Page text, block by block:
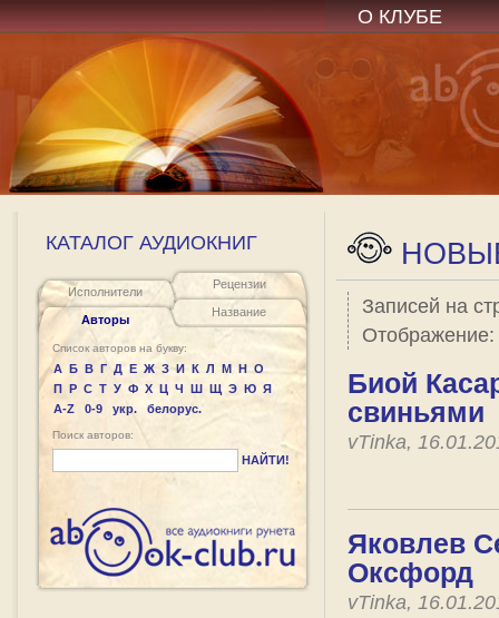
О КЛУБЕ
КАТАЛОГ АУДИОКНИГ
Исполнители
Авторы
Рецензии
Название
Список авторов на букву:
А Б В Г Д Е Ж З И К Л М Н О
П Р С Т У Ф Х Ц Ч Ш Щ Э Ю Я
A-Z
0-9 укр. белорус.
Поиск авторов:
НАЙТИ!
Записей на
Отображение:
Биой
свиньями
vTinka,
Яковлев
Оксфорд
vTinka,